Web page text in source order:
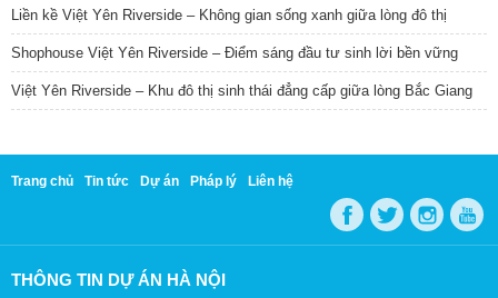
Liền kề Việt Yên Riverside – Không gian sống xanh giữa lòng đô thị
Shophouse Việt Yên Riverside – Điểm sáng đầu tư sinh lời bền vững
Việt Yên Riverside – Khu đô thị sinh thái đẳng cấp giữa lòng Bắc Giang
Trang chủ Tin tức Dự án Pháp lý Liên hệ
THÔNG TIN DỰ ÁN HÀ NỘI